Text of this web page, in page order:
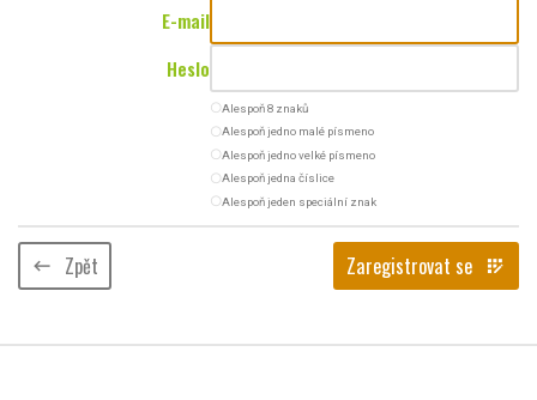
E-mail
Heslo
radio_button_uncheckedAlespoň 8 znaků
radio_button_uncheckedAlespoň jedno malé písmeno
radio_button_uncheckedAlespoň jedno velké písmeno
radio_button_uncheckedAlespoň jedna číslice
radio_button_uncheckedAlespoň jeden speciální znak
keyboard_backspace Zpět Zaregistrovat se app_registration